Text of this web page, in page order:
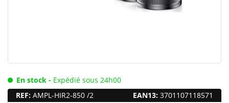
En stock - Expédié sous 24h00
REF: AMPL-HIR2-850 /2 EAN13: 3701107118571